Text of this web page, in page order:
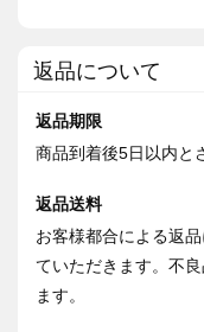
返品について
返品期限
商品到着後5日以内と
返品送料
お客様都合による返
ていただきます。不
ます。